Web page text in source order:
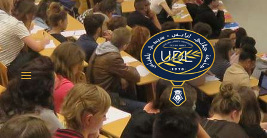
المحتوى